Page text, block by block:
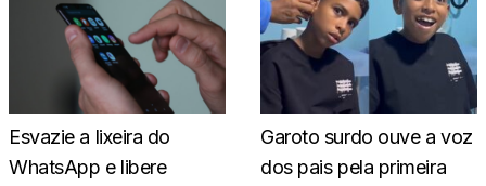
Esvazie a lixeira do
WhatsApp e libere
Garoto surdo ouve a voz
dos pais pela primeira